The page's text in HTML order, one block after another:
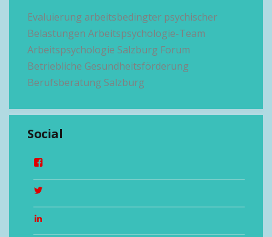
Evaluierung arbeitsbedingter psychischer
Belastungen Arbeitspsychologie-Team
Arbeitspsychologie Salzburg Forum
Betriebliche Gesundheitsförderung
Berufsberatung Salzburg
Social